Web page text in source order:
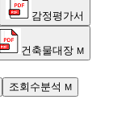
감정평가서
건축물대장 M
조회수분석 M